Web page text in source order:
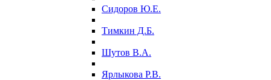
Сидоров Ю.Е.
Тимкин Д.Б.
Шутов В.А.
Ярлыкова Р.В.